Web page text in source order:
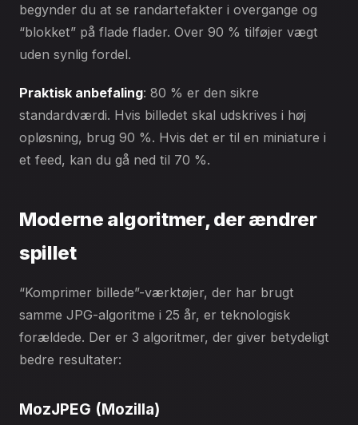
begynder du at se randartefakter i overgange og
“blokket” på flade flader. Over 90 % tilføjer vægt
uden synlig fordel.
Praktisk anbefaling: 80 % er den sikre
standardværdi. Hvis billedet skal udskrives i høj
opløsning, brug 90 %. Hvis det er til en miniature i
et feed, kan du gå ned til 70 %.
Moderne algoritmer, der ændrer
spillet
“Komprimer billede”-værktøjer, der har brugt
samme JPG-algoritme i 25 år, er teknologisk
forældede. Der er 3 algoritmer, der giver betydeligt
bedre resultater:
MozJPEG (Mozilla)